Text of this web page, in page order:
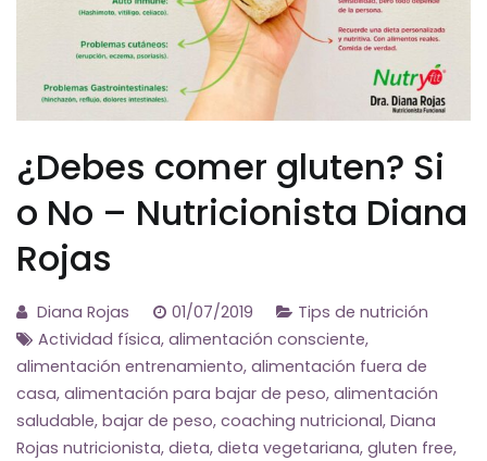
¿Debes comer gluten? Si
o No – Nutricionista Diana
Rojas
Diana Rojas 01/07/2019
Tips de nutrición
Actividad física, alimentación consciente,
alimentación entrenamiento, alimentación fuera de
casa, alimentación para bajar de peso, alimentación
saludable, bajar de peso, coaching nutricional, Diana
Rojas nutricionista, dieta, dieta vegetariana, gluten free,